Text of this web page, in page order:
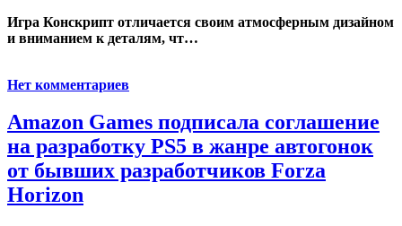
Игра Конскрипт отличается своим атмосферным дизайном
и вниманием к деталям, чт…
Нет комментариев
Amazon Games подписала соглашение
на разработку PS5 в жанре автогонок
от бывших разработчиков Forza
Horizon